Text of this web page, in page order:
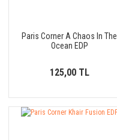
Paris Corner A Chaos In The
Ocean EDP
125,00 TL